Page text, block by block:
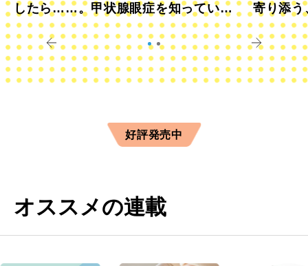
したら……。甲状腺眼症を知っていま
すか？
寄り添う
きに
好評発売中
オススメの連載